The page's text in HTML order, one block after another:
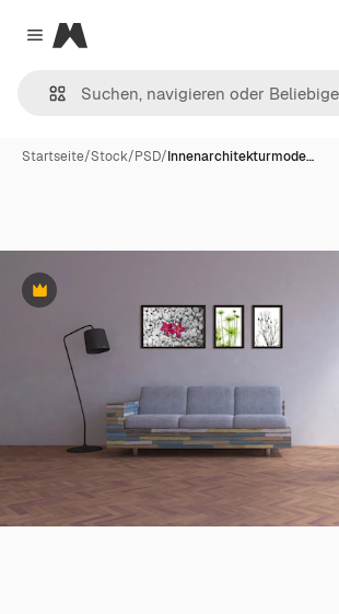
Close menu
Magnific
Startseite/Stock/PSD/Innenarchitekturmode…
Premium